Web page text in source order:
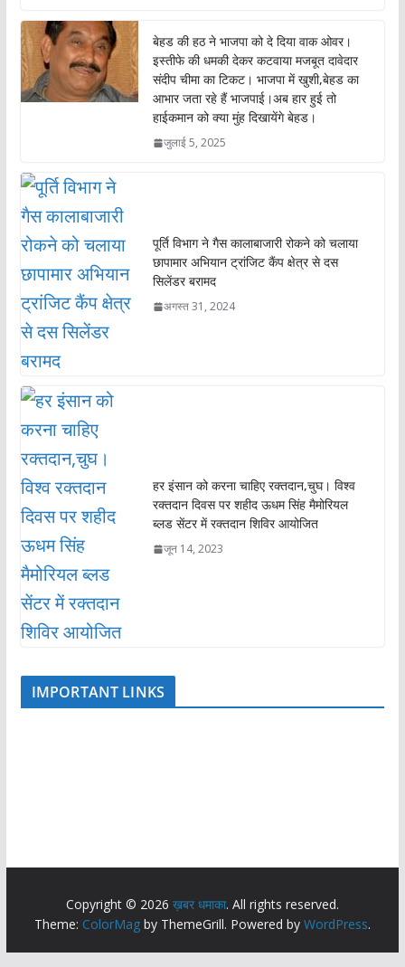
o
o
k
A
p
p
बेहड की हठ ने भाजपा को दे दिया वाक ओवर।
इस्तीफे की धमकी देकर कटवाया मजबूत दावेदार
संदीप चीमा का टिकट। भाजपा में खुशी,बेहड का
आभार जता रहे हैं भाजपाई।अब हार हुई तो
हाईकमान को क्या मुंह दिखायेंगे बेहड।
जुलाई 5, 2025
पूर्ति विभाग ने गैस कालाबाजारी रोकने को चलाया
छापामार अभियान ट्रांजिट कैंप क्षेत्र से दस
सिलेंडर बरामद
अगस्त 31, 2024
हर इंसान को करना चाहिए रक्तदान,चुघ। विश्व
रक्तदान दिवस पर शहीद ऊधम सिंह मैमोरियल
ब्लड सेंटर में रक्तदान शिविर आयोजित
जून 14, 2023
IMPORTANT LINKS
Copyright © 2026 ख़बर धमाका. All rights reserved.
Theme: ColorMagby ThemeGrill. Powered by WordPress.